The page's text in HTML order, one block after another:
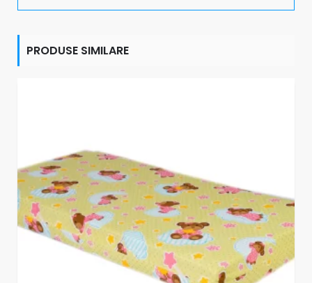
PRODUSE SIMILARE